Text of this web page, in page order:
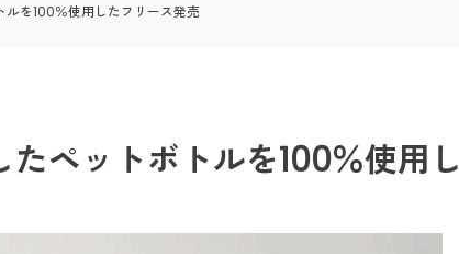
を100％使用したフリース発売
ペットボトルを100％使用し